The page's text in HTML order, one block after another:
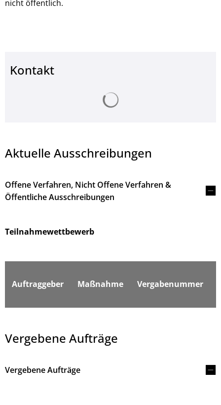
nicht öffentlich.
Kontakt
Aktuelle Ausschreibungen
Offene Verfahren, Nicht Offene Verfahren &
Öffentliche Ausschreibungen
Teilnahmewettbewerb
Auftraggeber Maßnahme Vergabenummer
Vergebene Aufträge
Vergebene Aufträge